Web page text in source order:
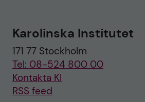
s
n
w
i
t
t
Karolinska Institutet
171 77 Stockholm
Tel: 08-524 800 00
Kontakta KI
RSS feed